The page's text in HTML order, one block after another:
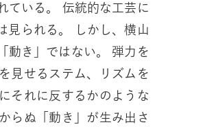
ている。 伝統的な工芸に
しかし、横山
動き」ではない。 弾力を
見せるステム、リズムを
それに反するかのような
らぬ「動き」が生み出さ